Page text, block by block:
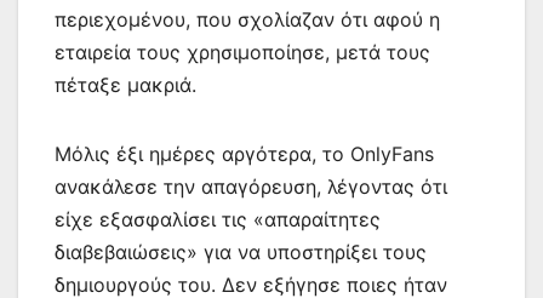
περιεχομένου, που σχολίαζαν ότι αφού η
εταιρεία τους χρησιμοποίησε, μετά τους
πέταξε μακριά.
Μόλις έξι ημέρες αργότερα, το OnlyFans
ανακάλεσε την απαγόρευση, λέγοντας ότι
είχε εξασφαλίσει τις «απαραίτητες
διαβεβαιώσεις» για να υποστηρίξει τους
δημιουργούς του. Δεν εξήγησε ποιες ήταν